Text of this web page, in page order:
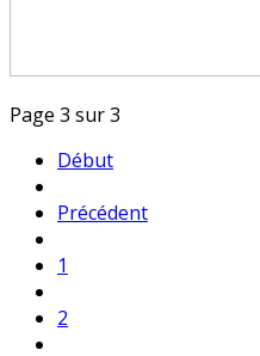
Page 3 sur 3
Début
Précédent
1
2